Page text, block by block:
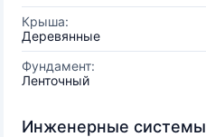
Крыша:
Деревянные
Фундамент:
Ленточный
Инженерные системы